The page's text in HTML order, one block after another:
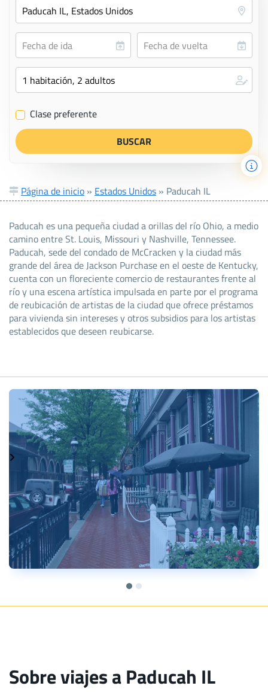
✔ Clase preferente
Página de inicio » Estados Unidos » Paducah IL
Paducah es una pequeña ciudad a orillas del río Ohio, a medio
camino entre St. Louis, Missouri y Nashville, Tennessee.
Paducah, sede del condado de McCracken y la ciudad más
grande del área de Jackson Purchase en el oeste de Kentucky,
cuenta con un floreciente comercio de restaurantes frente al
río y una escena artística impulsada en parte por el programa
de reubicación de artistas de la ciudad que ofrece préstamos
para vivienda sin intereses y otros subsidios para los artistas
establecidos que deseen reubicarse.
Sobre viajes a Paducah IL